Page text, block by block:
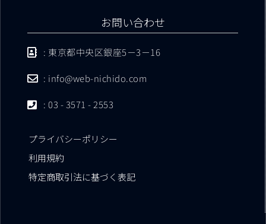
お問い合わせ
: 東京都中央区銀座5－3－16
: info@web-nichido.com
: 03 - 3571 - 2553
プライバシーポリシー
利用規約
特定商取引法に基づく表記